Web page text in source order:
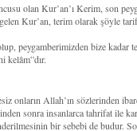
olan Kur’an’ı Kerim, son
Kur’an, terim olarak şöyle
peygamberimizden bize
kelâm”dır.
onların Allah’ın sözlerinden
sonra insanlarca tahrifat ile
bir sebebi de budur.